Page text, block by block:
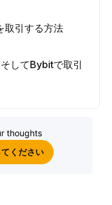
取引する方法
してBybitで取引
thoughts
ください